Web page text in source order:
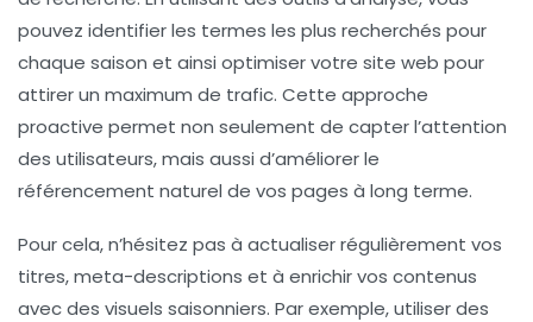
pouvez identifier les termes les plus recherchés pour
chaque saison et ainsi optimiser votre site web pour
attirer un maximum de trafic. Cette approche
proactive permet non seulement de capter l’attention
des utilisateurs, mais aussi d’améliorer le
référencement naturel de vos pages à long terme.
Pour cela, n’hésitez pas à actualiser régulièrement vos
titres,meta-descriptions et à enrichir vos contenus
avec des visuels saisonniers. Par exemple, utiliser des